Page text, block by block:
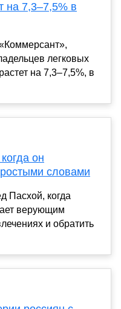
на 7,3–7,5% в
легковых
на 7,3–7,5%, в
он
словами
Пасхой, когда
верующим
и обратить